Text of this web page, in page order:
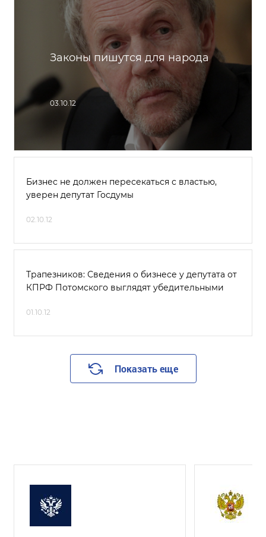
Законы пишутся для народа
03.10.12
Бизнес не должен пересекаться с властью,
уверен депутат Госдумы
02.10.12
Трапезников: Сведения о бизнесе у депутата от
КПРФ Потомского выглядят убедительными
01.10.12
Показать еще